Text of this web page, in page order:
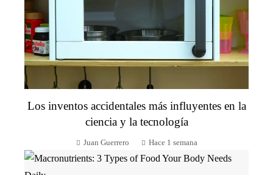
Los inventos accidentales más influyentes en la
ciencia y la tecnología
Juan Guerrero Hace 1 semana